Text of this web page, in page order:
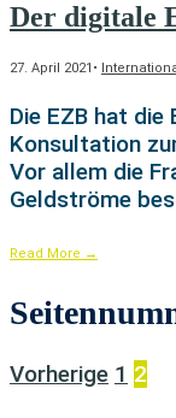
Der digitale
27. April 2021 •
Die EZB hat
Konsultation
Vor allem die
Geldströme
Read More →
Vorherige 1 2